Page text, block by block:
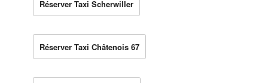
Réserver Taxi Scherwiller
Réserver Taxi Châtenois 67